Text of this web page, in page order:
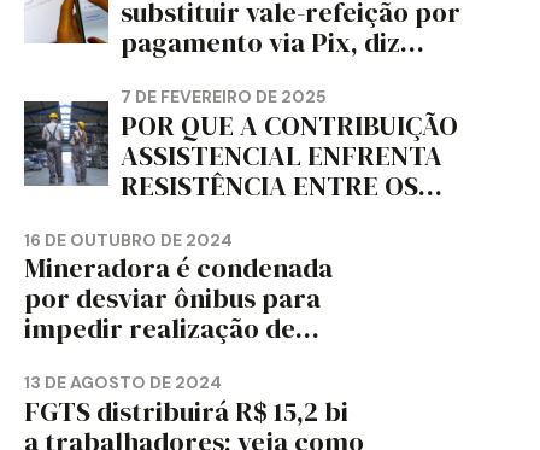
PARANÁ – FETRAPEL-PR
substituir vale-refeição por
pagamento via Pix, diz
7 DE FEVEREIRO DE 2025
POR QUE A CONTRIBUIÇÃO
ASSISTENCIAL ENFRENTA
RESISTÊNCIA ENTRE OS
16 DE OUTUBRO DE 2024
Mineradora é condenada
por desviar ônibus para
impedir realização de
13 DE AGOSTO DE 2024
FGTS distribuirá R$ 15,2 bi
a trabalhadores; veja como